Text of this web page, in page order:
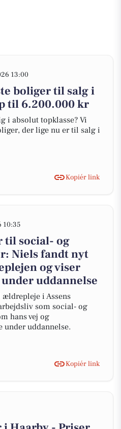
13:00
boliger til salg i
til 6.200.000 kr
i absolut topklasse? Vi
der lige nu er til salg i
Kopiér link
10:35
til social- og
Niels fandt nyt
og viser
uddannelse
i Assens
som social- og
hans vej og
under uddannelse.
Kopiér link